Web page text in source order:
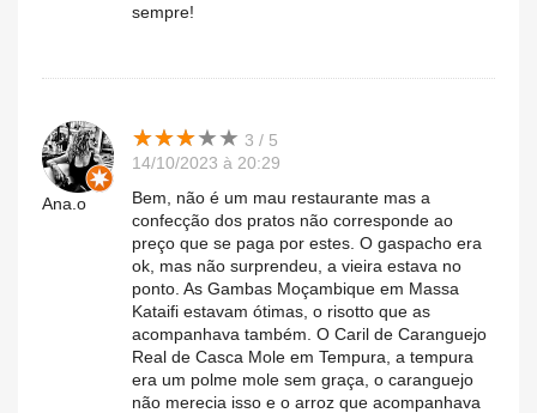
sempre!
Ana.o
★★★★★
★★★★★ 3 / 5
14/10/2023 à 20:29
Bem, não é um mau restaurante mas a
confecção dos pratos não corresponde ao
preço que se paga por estes. O gaspacho era
ok, mas não surprendeu, a vieira estava no
ponto. As Gambas Moçambique em Massa
Kataifi estavam ótimas, o risotto que as
acompanhava também. O Caril de Caranguejo
Real de Casca Mole em Tempura, a tempura
era um polme mole sem graça, o caranguejo
não merecia isso e o arroz que acompanhava